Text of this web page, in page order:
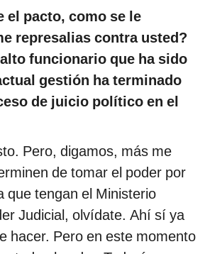
el pacto, como se le
represalias contra usted?
funcionario que ha sido
gestión ha terminado
de juicio político en el
Pero, digamos, más me
de tomar el poder por
que tengan el Ministerio
Judicial, olvídate. Ahí sí ya
hacer. Pero en este momento